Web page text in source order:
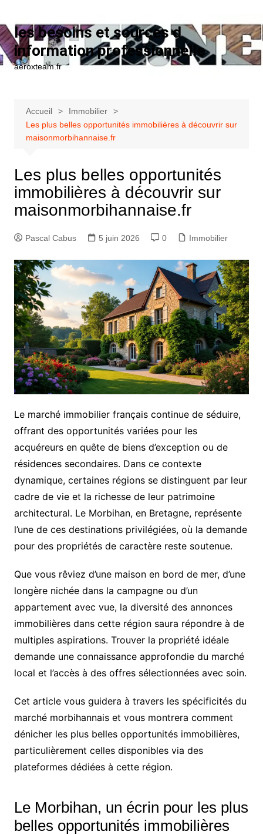
les besoins et sources d
information professionnelle
aeroxteam.fr
Accueil
Immobilier
Les plus belles opportunités immobilières à découvrir sur
maisonmorbihannaise.fr
Les plus belles opportunités
immobilières à découvrir sur
maisonmorbihannaise.fr
Pascal Cabus 5 juin 2026 0 Immobilier
Le marché immobilier français continue de séduire,
offrant des opportunités variées pour les
acquéreurs en quête de biens d’exception ou de
résidences secondaires. Dans ce contexte
dynamique, certaines régions se distinguent par leur
cadre de vie et la richesse de leur patrimoine
architectural. Le Morbihan, en Bretagne, représente
l’une de ces destinations privilégiées, où la demande
pour des propriétés de caractère reste soutenue.
Que vous rêviez d’une maison en bord de mer, d’une
longère nichée dans la campagne ou d’un
appartement avec vue, la diversité des annonces
immobilières dans cette région saura répondre à de
multiples aspirations. Trouver la propriété idéale
demande une connaissance approfondie du marché
local et l’accès à des offres sélectionnées avec soin.
Cet article vous guidera à travers les spécificités du
marché morbihannais et vous montrera comment
dénicher les plus belles opportunités immobilières,
particulièrement celles disponibles via des
plateformes dédiées à cette région.
Le Morbihan, un écrin pour les plus
belles opportunités immobilières